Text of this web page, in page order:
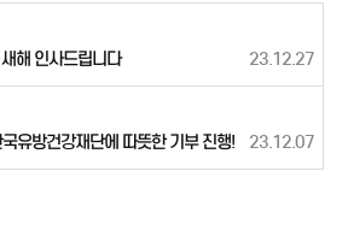
해 인사드립니다
23.12.27
유방건강재단에 따뜻한 기부 진행!
23.12.07